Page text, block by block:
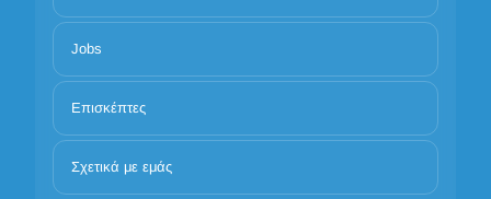
Jobs
Επισκέπτες
Σχετικά με εμάς